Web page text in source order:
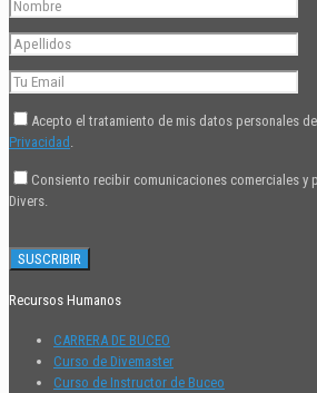
Acepto el tratamiento de mis datos personales
Privacidad
Consiento recibir comunicaciones comerciales y
Divers.
Recursos Humanos
CARRERA DE BUCEO
Curso de Divemaster
Curso de Instructor de Buceo